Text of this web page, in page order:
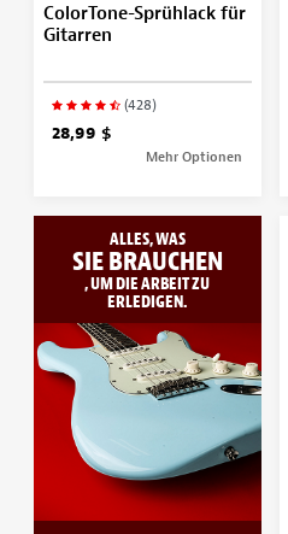
ColorTone-Sprühlack für
Gitarren
(428)
28,99 $
Mehr Optionen
ALLES, WAS
SIE BRAUCHEN
, UM DIE ARBEIT ZU
ERLEDIGEN.